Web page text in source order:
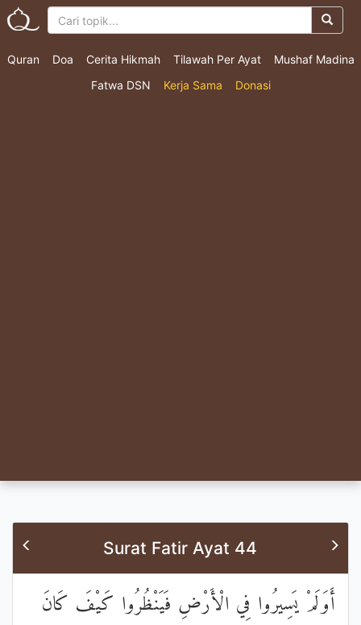
Quran Doa Cerita Hikmah Tilawah Per Ayat
Mushaf Madina
Fatwa DSN
Kerja Sama Donasi
Surat Fatir Ayat 44
أَوَلَمْ يَسِيرُوا فِي الْأَرْضِ فَيَنْظُرُوا كَيْفَ كَانَ